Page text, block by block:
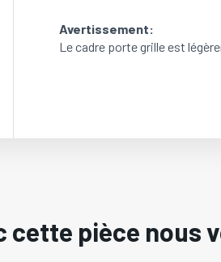
Avertissement:
Le cadre porte grille est
cette pièce nous